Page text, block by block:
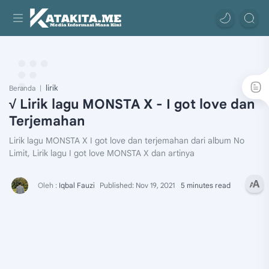
Beranda lirik
√ Lirik lagu MONSTA X - I got love dan
Terjemahan
Lirik lagu MONSTA X I got love dan terjemahan dari album No
Limit, Lirik lagu I got love MONSTA X dan artinya
5 minutes read